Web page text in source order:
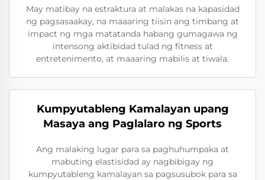
May matibay na estraktura at malakas na kapasidad
ng pagsasaakay, na maaaring tiisin ang timbang at
impact ng mga matatanda habang gumagawa ng
intensong aktibidad tulad ng fitness at
entretenimento, at maaaring mabilis at tiwala.
Kumpyutableng Kamalayan upang
Masaya ang Paglalaro ng Sports
Ang malaking lugar para sa paghuhumpaka at
mabuting elastisidad ay nagbibigay ng
kumpyutableng kamalayan sa pagsusubok para sa